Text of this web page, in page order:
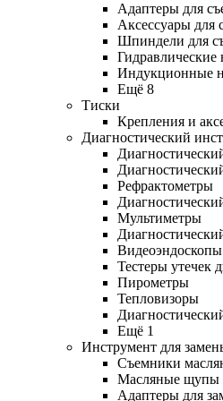
Адаптеры для
Аксессуары для
Шпиндели для
Гидравлические
Индукционные
Ещё 8
Тиски
Крепления и
Диагностический
Рефрактометры
Мультиметры
Видеоэндоскопы
Тестеры утечек
Пирометры
Тепловизоры
Ещё 1
Инструмент для
Съемники
Масляные щупы
Адаптеры для